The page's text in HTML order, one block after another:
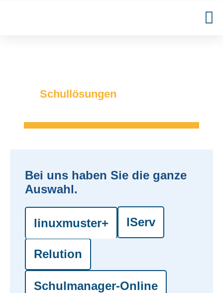
Schullösungen
Bei uns haben Sie die ganze
Auswahl.
linuxmuster+ IServ
Relution
Schulmanager-Online